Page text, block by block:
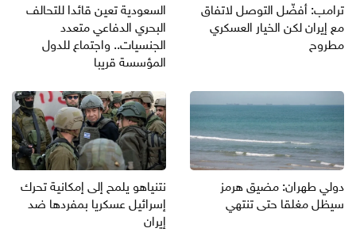
ترامب: أفضّل التوصل لاتفاق
مع إيران لكن الخيار العسكري
مطروح
السعودية تعين قائدا للتحالف
البحري الدفاعي متعدد
الجنسيات.. واجتماع للدول
المؤسسة قريبا
دولي طهران: مضيق هرمز
سيظل مغلقا حتى تنتهي
نتنياهو يلمح إلى إمكانية تحرك
إسرائيل عسكريا بمفردها ضد
إيران